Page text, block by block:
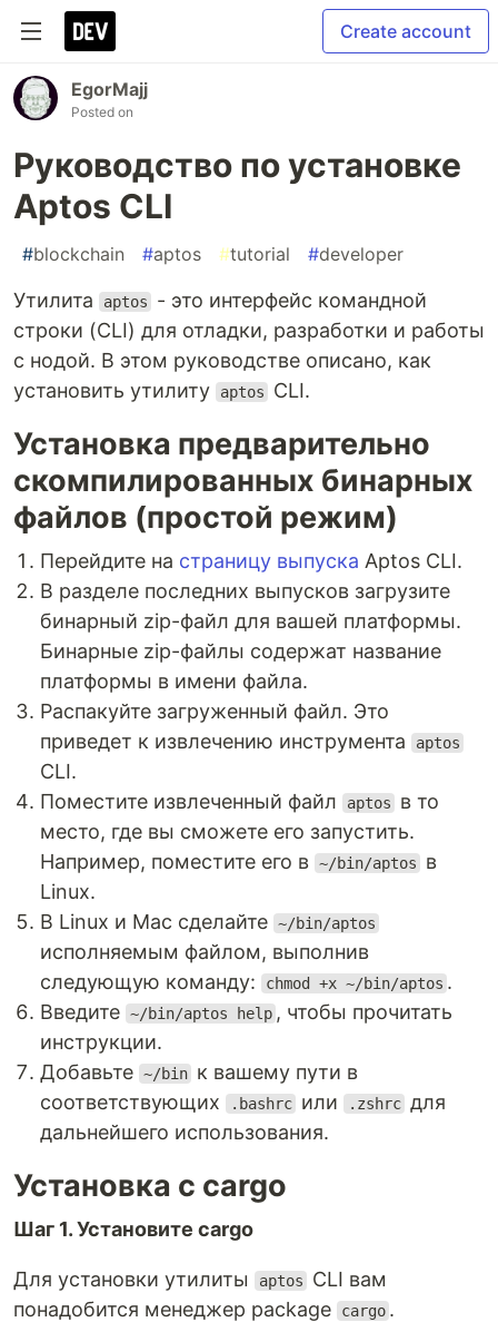
Create account
EgorMajj
Posted on
Руководство по установке
Aptos CLI
#blockchain #aptos #tutorial #developer
Утилита aptos
- это интерфейс командной
строки (CLI) для отладки, разработки и работы
с нодой. В этом руководстве описано, как
установить утилиту
aptos CLI.
Установка предварительно
скомпилированных бинарных
файлов (простой режим)
Перейдите на страницу выпуска Aptos CLI.
В разделе последних выпусков загрузите
бинарный zip-файл для вашей платформы.
Бинарные zip-файлы содержат название
платформы в имени файла.
Распакуйте загруженный файл. Это
приведет к извлечению инструмента
aptos
CLI.
Поместите извлеченный файл
aptos
в то
место, где вы сможете его запустить.
Например, поместите его в ~/bin/aptos
в
Linux.
В Linux и Mac сделайте ~/bin/aptos
исполняемым файлом, выполнив
следующую команду:
chmod +x ~/bin/aptos .
Введите ~/bin/aptos help , чтобы прочитать
инструкции.
Добавьте ~/bin к вашему пути в
соответствующих
.bashrc или .zshrc для
дальнейшего использования.
Установка с cargo
Шаг 1. Установите cargo
Для установки утилиты aptos
CLI вам
понадобится менеджер package
cargo .